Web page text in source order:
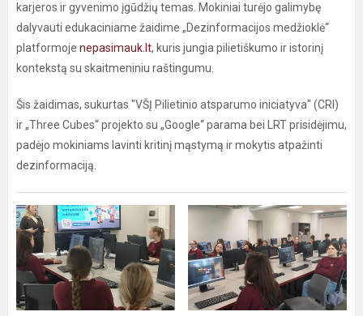
karjeros ir gyvenimo įgūdžių temas. Mokiniai turėjo galimybę
dalyvauti edukaciniame žaidime „Dezinformacijos medžioklė“
platformoje nepasimauk.lt, kuris jungia pilietiškumo ir istorinį
kontekstą su skaitmeniniu raštingumu.
Šis žaidimas, sukurtas "VŠĮ Pilietinio atsparumo iniciatyva" (CRI)
ir „Three Cubes“ projekto su „Google“ parama bei LRT prisidėjimu,
padėjo mokiniams lavinti kritinį mąstymą ir mokytis atpažinti
dezinformaciją.